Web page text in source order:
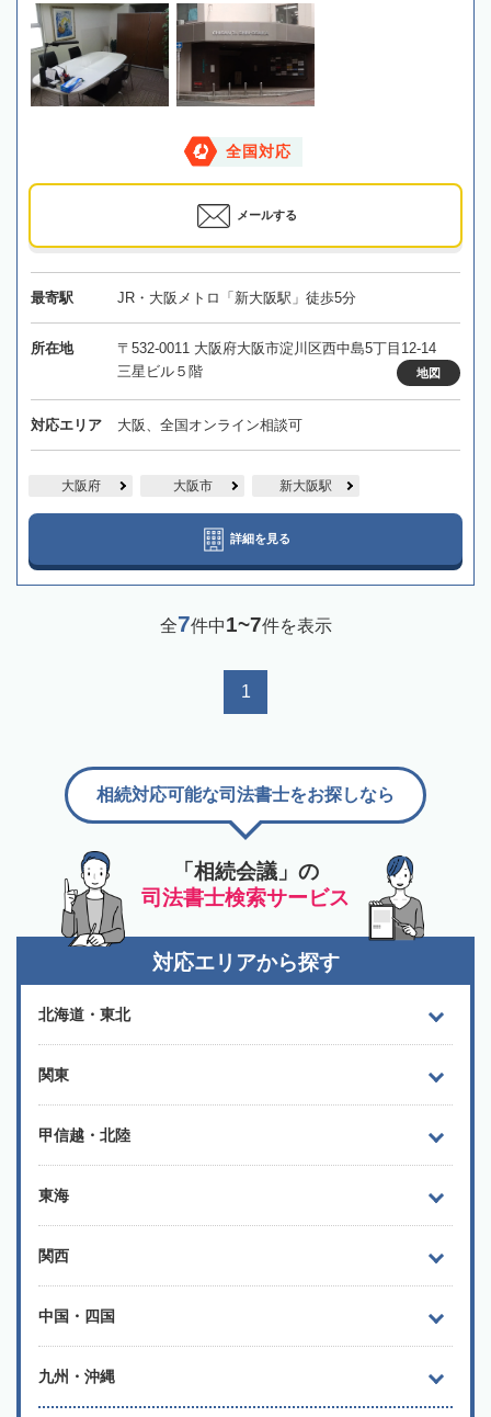
全国対応
メールする
最寄駅 JR・大阪メトロ「新大阪駅」徒歩5分
所在地
〒532-0011 大阪府大阪市淀川区西中島5丁目12-14
三星ビル５階
地図
対応エリア 大阪、全国オンライン相談可
大阪府 大阪市 新大阪駅
詳細を見る
全7件中1~7件を表示
1
「相続会議」の
司法書士検索サービス
相続対応可能な司法書士をお探しなら
対応エリアから探す
北海道・東北
関東
甲信越・北陸
東海
関西
中国・四国
九州・沖縄